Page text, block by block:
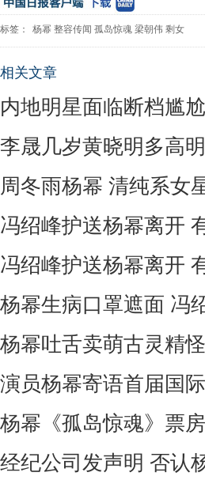
标签： 杨幂 整容传闻 孤岛惊魂 梁朝伟 剩女
相关文章
内地明星面临断档尴
李晟几岁黄晓明多高
周冬雨杨幂 清纯系女
冯绍峰护送杨幂离开
冯绍峰护送杨幂离开
杨幂生病口罩遮面 冯
杨幂吐舌卖萌古灵精
演员杨幂寄语首届国
杨幂《孤岛惊魂》票
经纪公司发声明 否认